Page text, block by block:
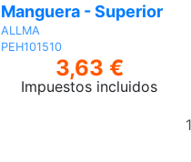
Manguera - Superior
ALLMA
PEH101510
3,63 €
Impuestos incluidos